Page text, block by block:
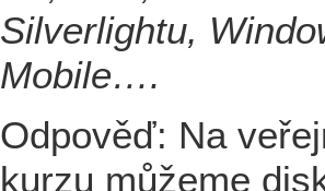
Silverlightu,
Mobile….
Odpověď: Na
kurzu můžeme